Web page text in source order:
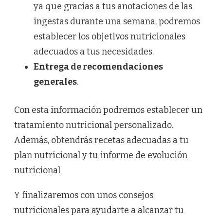
ya que gracias a tus anotaciones de las
ingestas durante una semana, podremos
establecer los objetivos nutricionales
adecuados a tus necesidades.
Entrega de recomendaciones
generales.
Con esta información podremos establecer un
tratamiento nutricional personalizado.
Además, obtendrás recetas adecuadas a tu
plan nutricional y tu informe de evolución
nutricional
Y finalizaremos con unos consejos
nutricionales para ayudarte a alcanzar tu